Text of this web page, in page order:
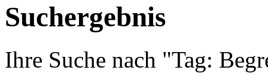
Suchergebnis
Ihre Suche nach "Tag: